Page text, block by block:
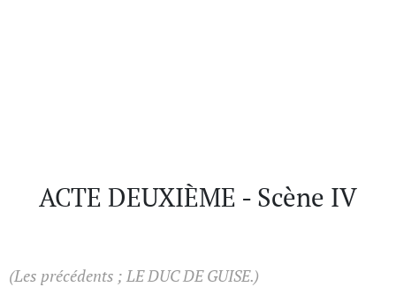
ACTE DEUXIÈME - Scène IV
(Les précédents ; LE DUC DE GUISE.)